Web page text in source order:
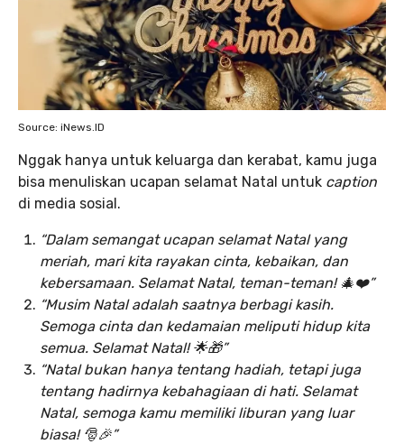
Source: iNews.ID
Nggak hanya untuk keluarga dan kerabat, kamu juga
bisa menuliskan ucapan selamat Natal untuk caption
di media sosial.
“Dalam semangat ucapan selamat Natal yang
meriah, mari kita rayakan cinta, kebaikan, dan
kebersamaan. Selamat Natal, teman-teman! 🎄❤️”
“Musim Natal adalah saatnya berbagi kasih.
Semoga cinta dan kedamaian meliputi hidup kita
semua. Selamat Natal! 🌟🎁”
“Natal bukan hanya tentang hadiah, tetapi juga
tentang hadirnya kebahagiaan di hati. Selamat
Natal, semoga kamu memiliki liburan yang luar
biasa! 🎅🎉”